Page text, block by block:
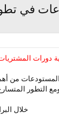
في
دورات
من
التطور
خلال